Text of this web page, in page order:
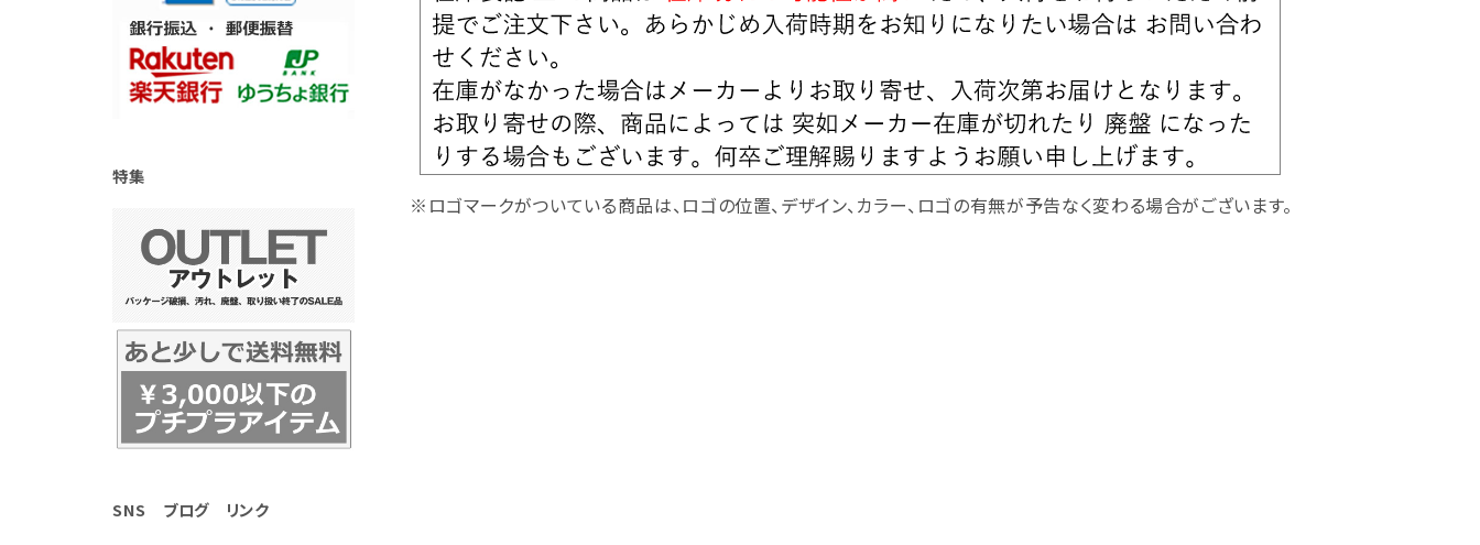
※ロゴマークがついている商品は、ロゴの位置、デザイン、カラー、ロゴの有無が予告なく変わる場合がございます。
特集
SNS ブログ リンク